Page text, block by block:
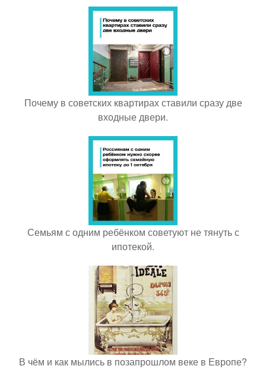
Почему в советских квартирах ставили сразу две
входные двери.
Семьям с одним ребёнком советуют не тянуть с
ипотекой.
В чём и как мылись в позапрошлом веке в Европе?